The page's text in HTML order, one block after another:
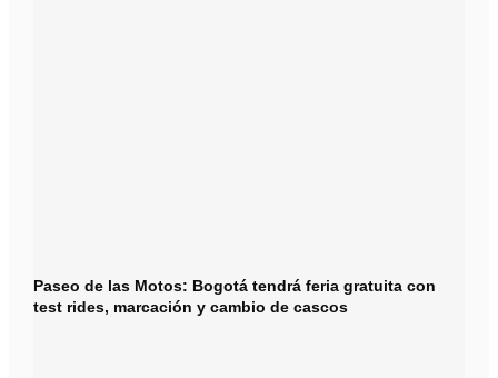
Paseo de las Motos: Bogotá tendrá feria gratuita con
test rides, marcación y cambio de cascos